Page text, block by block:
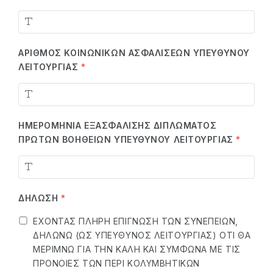
ΑΡΙΘΜΌΣ ΚΟΙΝΩΝΙΚΏΝ ΑΣΦΑΛΊΣΕΩΝ ΥΠΕΎΘΥΝΟΥ
ΛΕΙΤΟΥΡΓΊΑΣ *
ΗΜΕΡΟΜΗΝΊΑ ΕΞΑΣΦΆΛΙΣΗΣ ΔΙΠΛΏΜΑΤΟΣ
ΠΡΏΤΩΝ ΒΟΗΘΕΙΏΝ ΥΠΕΎΘΥΝΟΥ ΛΕΙΤΟΥΡΓΊΑΣ *
ΔΉΛΩΣΗ *
ΈΧΟΝΤΑΣ ΠΛΉΡΗ ΕΠΊΓΝΩΣΗ ΤΩΝ ΣΥΝΕΠΕΙΏΝ,
ΔΗΛΏΝΩ (ΩΣ ΥΠΕΎΘΥΝΟΣ ΛΕΙΤΟΥΡΓΊΑΣ) ΌΤΙ ΘΑ
ΜΕΡΙΜΝΏ ΓΙΑ ΤΗΝ ΚΑΛΉ ΚΑΙ ΣΎΜΦΩΝΑ ΜΕ ΤΙΣ
ΠΡΌΝΟΙΕΣ ΤΩΝ ΠΕΡΊ ΚΟΛΥΜΒΗΤΙΚΏΝ